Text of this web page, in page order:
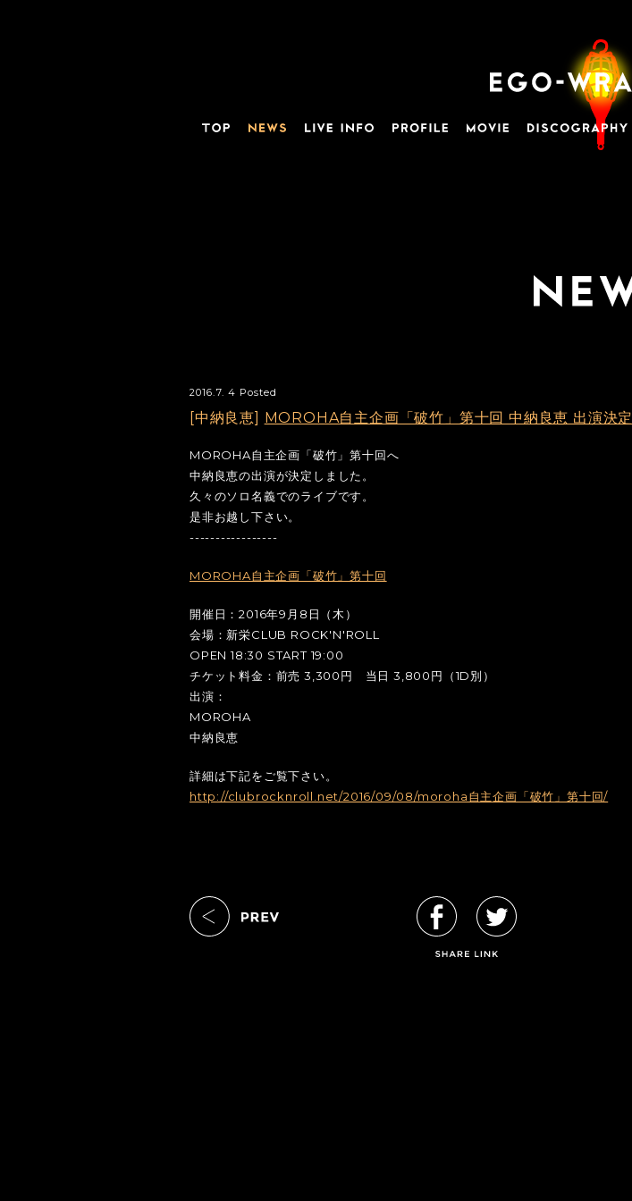
2016.7. 4 Posted
[中納良恵] MOROHA自主企画「破竹」第十回 中納良恵 出演決定
MOROHA自主企画「破竹」第十回へ
中納良恵の出演が決定しました。
久々のソロ名義でのライブです。
是非お越し下さい。
-----------------
MOROHA自主企画「破竹」第十回
開催日：2016年9月8日（木）
会場：新栄CLUB ROCK'N'ROLL
OPEN 18:30 START 19:00
チケット料金：前売 3,300円 当日 3,800円（1D別）
出演：
MOROHA
中納良恵
詳細は下記をご覧下さい。
http://clubrocknroll.net/2016/09/08/moroha自主企画「破竹」第十回/